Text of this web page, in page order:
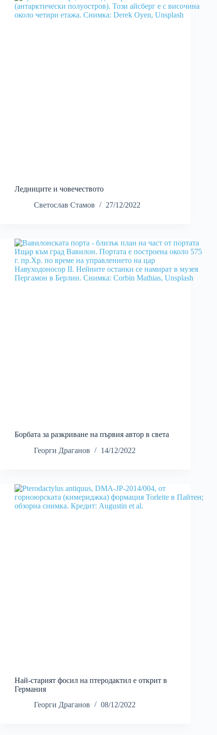
Ледниците и човечеството
Светослав Стамов
27/12/2022
Борбата за разкриване на първия автор в света
Георги Драганов
14/12/2022
Най-старият фосил на птеродактил е открит в
Германия
Георги Драганов
08/12/2022